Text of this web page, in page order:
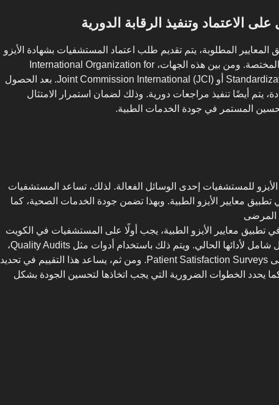
الاعتماد وتنفيذ الرقابة الدورية
المطلوبة، يتم تقديم طلب اعتماد المستشفيات بشهادة الأيزو
إلى الجهة المختصة. ومن بين هذه الجهات، International Organization for
Standardization (ISO) أو Joint Commission International (JCI). بعد الحصول
يتم أيضًا تنفيذ مراجعات دورية. وذلك لضمان استمرار الامتثال
المستمر في جودة الخدمات الطبية.
للمستشفيات إحدى الوسائل الفعالة. لذلك، تساعد المستشفيات
تطبيق معايير الأيزو الطبية. وبهذا تضمن جودة الخدمات الصحية، كما
المرضى
تطبيق معايير الأيزو الطبية، يجب أولًا على المستشفيات في الكويت
إجراء تحليل شامل لأدائها الحالي. ويتم ذلك باستخدام أدوات مثل Quality Audits،
بالإضافة إلى Patient Satisfaction Surveys. ومن ثم، يساعد هذا التقييم في تحديد
يحدد الخطوات الضرورية التي يجب اتخاذها لتحسين الجودة بشكل